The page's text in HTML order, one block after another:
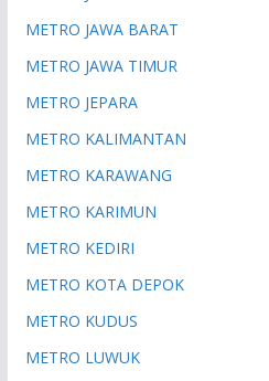
METRO JAWA BARAT
METRO JAWA TIMUR
METRO JEPARA
METRO KALIMANTAN
METRO KARAWANG
METRO KARIMUN
METRO KEDIRI
METRO KOTA DEPOK
METRO KUDUS
METRO LUWUK